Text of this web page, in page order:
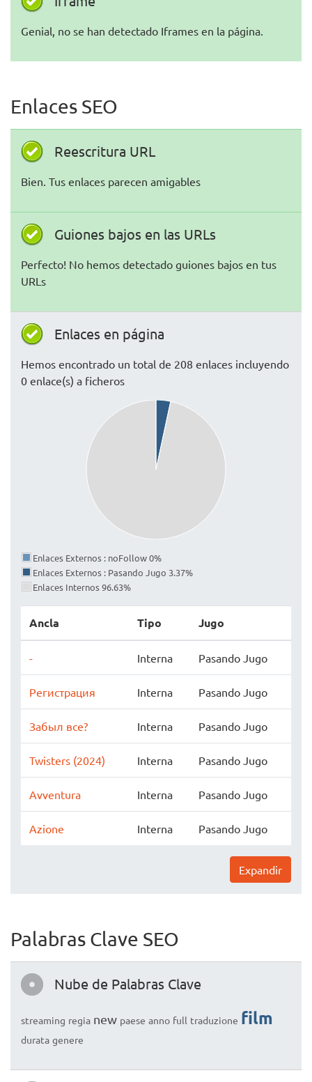
Genial, no se han detectado Iframes en la página.
Enlaces SEO
Reescritura URL
Bien. Tus enlaces parecen amigables
Guiones bajos en las URLs
Perfecto! No hemos detectado guiones bajos en tus
URLs
Enlaces en página
Hemos encontrado un total de 208 enlaces incluyendo
0 enlace(s) a ficheros
Enlaces Externos : noFollow 0%
Enlaces Externos : Pasando Jugo 3.37%
Enlaces Internos 96.63%
Ancla Tipo Jugo
- Interna Pasando Jugo
Регистрация Interna Pasando Jugo
Забыл все? Interna Pasando Jugo
Twisters (2024) Interna Pasando Jugo
Avventura Interna Pasando Jugo
Azione Interna Pasando Jugo
Expandir
Palabras Clave SEO
Nube de Palabras Clave
streaming regia new paese anno full traduzione film
durata genere